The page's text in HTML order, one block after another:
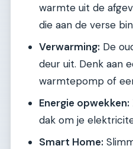
warmte uit de
die aan de verse
Verwarming: De
deur uit. Denk aan
warmtepomp of
Energie opwekken:
dak om je
Smart Home: